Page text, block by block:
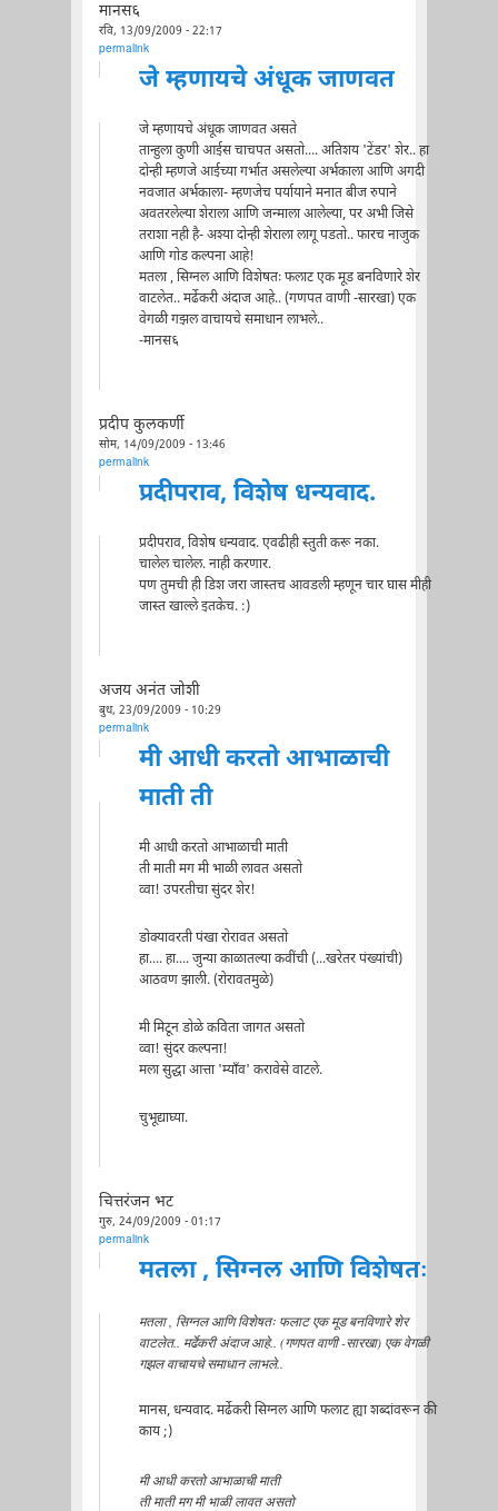
मानस६
रवि, 13/09/2009 - 22:17
permalink
जे म्हणायचे अंधूक जाणवत
जे म्हणायचे अंधूक जाणवत असते
तान्हुला कुणी आईस चाचपत असतो.... अतिशय 'टेंडर' शेर.. हा
दोन्ही म्हणजे आईच्या गर्भात असलेल्या अर्भकाला आणि अगदी
नवजात अर्भकाला- म्हणजेच पर्यायाने मनात बीज रुपाने
अवतरलेल्या शेराला आणि जन्माला आलेल्या, पर अभी जिसे
तराशा नही है- अश्या दोन्ही शेराला लागू पडतो.. फारच नाजुक
आणि गोड कल्पना आहे!
मतला , सिग्नल आणि विशेषतः फलाट एक मूड बनविणारे शेर
वाटलेत.. मर्ढेकरी अंदाज आहे.. (गणपत वाणी -सारखा) एक
वेगळी गझल वाचायचे समाधान लाभले..
-मानस६
प्रदीप कुलकर्णी
सोम, 14/09/2009 - 13:46
permalink
प्रदीपराव, विशेष धन्यवाद.
प्रदीपराव, विशेष धन्यवाद. एवढीही स्तुती करू नका.
चालेल चालेल. नाही करणार.
पण तुमची ही डिश जरा जास्तच आवडली म्हणून चार घास मीही
जास्त खाल्ले इतकेच. :)
अजय अनंत जोशी
बुध, 23/09/2009 - 10:29
permalink
मी आधी करतो आभाळाची
माती ती
मी आधी करतो आभाळाची माती
ती माती मग मी भाळी लावत असतो
व्वा! उपरतीचा सुंदर शेर!
डोक्यावरती पंखा रोरावत असतो
हा.... हा.... जुन्या काळातल्या कवींची (...खरेतर पंख्यांची)
आठवण झाली. (रोरावतमुळे)
मी मिटून डोळे कविता जागत असतो
व्वा! सुंदर कल्पना!
मला सुद्धा आत्ता 'म्याँव' करावेसे वाटले.
चुभूद्याघ्या.
चित्तरंजन भट
गुरु, 24/09/2009 - 01:17
permalink
मतला , सिग्नल आणि विशेषतः
मतला , सिग्नल आणि विशेषतः फलाट एक मूड बनविणारे शेर
वाटलेत.. मर्ढेकरी अंदाज आहे.. (गणपत वाणी -सारखा) एक वेगळी
गझल वाचायचे समाधान लाभले..
मानस, धन्यवाद. मर्ढेकरी सिग्नल आणि फलाट ह्या शब्दांवरून की
काय ;)
मी आधी करतो आभाळाची माती
ती माती मग मी भाळी लावत असतो